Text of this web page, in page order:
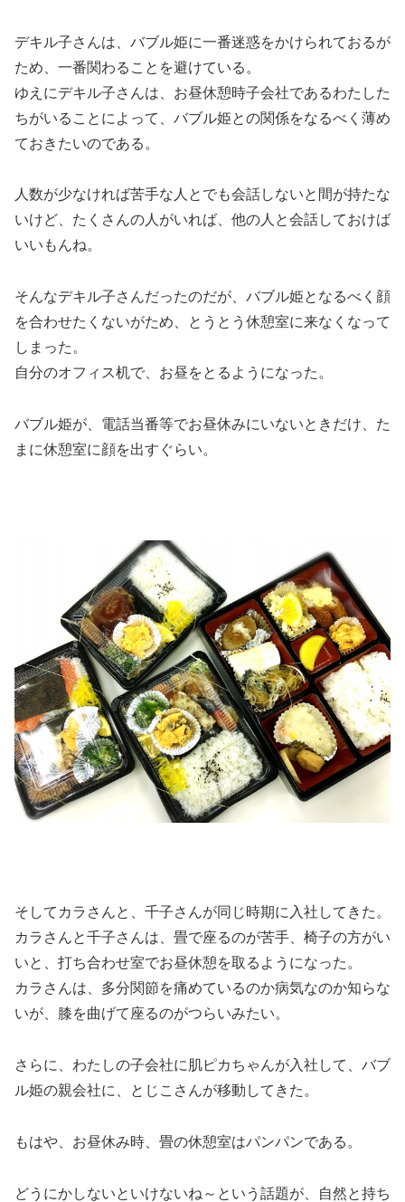
デキル子さんは、バブル姫に一番迷惑をかけられておるが
ため、一番関わることを避けている。
ゆえにデキル子さんは、お昼休憩時子会社であるわたした
ちがいることによって、バブル姫との関係をなるべく薄め
ておきたいのである。
人数が少なければ苦手な人とでも会話しないと間が持たな
いけど、たくさんの人がいれば、他の人と会話しておけば
いいもんね。
そんなデキル子さんだったのだが、バブル姫となるべく顔
を合わせたくないがため、とうとう休憩室に来なくなって
しまった。
自分のオフィス机で、お昼をとるようになった。
バブル姫が、電話当番等でお昼休みにいないときだけ、た
まに休憩室に顔を出すぐらい。
そしてカラさんと、千子さんが同じ時期に入社してきた。
カラさんと千子さんは、畳で座るのが苦手、椅子の方がい
いと、打ち合わせ室でお昼休憩を取るようになった。
カラさんは、多分関節を痛めているのか病気なのか知らな
いが、膝を曲げて座るのがつらいみたい。
さらに、わたしの子会社に肌ピカちゃんが入社して、バブ
ル姫の親会社に、とじこさんが移動してきた。
もはや、お昼休み時、畳の休憩室はパンパンである。
どうにかしないといけないね～という話題が、自然と持ち